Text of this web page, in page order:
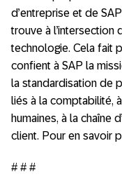
d’entreprise et de
trouve à l’intersection
technologie. Cela fait
confient à SAP la
la standardisation de
liés à la comptabilité,
humaines, à la chaîne
client. Pour en savoir
# # #